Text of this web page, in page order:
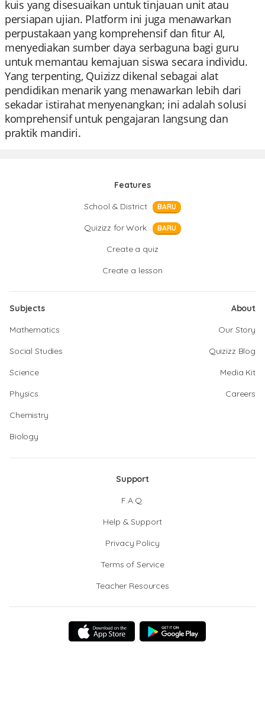
kuis yang disesuaikan untuk tinjauan unit atau
persiapan ujian. Platform ini juga menawarkan
perpustakaan yang komprehensif dan fitur AI,
menyediakan sumber daya serbaguna bagi guru
untuk memantau kemajuan siswa secara individu.
Yang terpenting, Quizizz dikenal sebagai alat
pendidikan menarik yang menawarkan lebih dari
sekadar istirahat menyenangkan; ini adalah solusi
komprehensif untuk pengajaran langsung dan
praktik mandiri.
Features
School & District
BARU
Quizizz for Work BARU
Create a quiz
Create a lesson
Subjects
Mathematics
Social Studies
Science
Physics
Chemistry
Biology
About
Our Story
Quizizz Blog
Media Kit
Careers
Support
F.A.Q.
Help & Support
Privacy Policy
Terms of Service
Teacher Resources